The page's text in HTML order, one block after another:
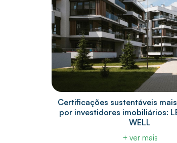
Certificações sustentáveis
por investidores imobiliários:
WELL
+ ver mais